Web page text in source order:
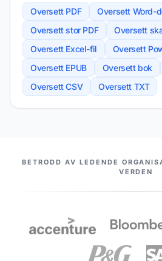
Oversett PDF
Oversett Word-
Oversett stor PDF
Oversett
Oversett Excel-fil
Oversett
Oversett EPUB
Oversett bok
Oversett CSV
Oversett TXT
VÅRE PARTNERE
BETRODD AV LEDENDE
VERDEN